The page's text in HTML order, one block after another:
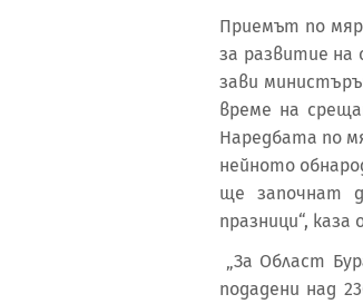
Приемът по
за развитие на
зави
време на
Наредбата по
нейното
ще започнат
празници“,
„За Област
подадени над